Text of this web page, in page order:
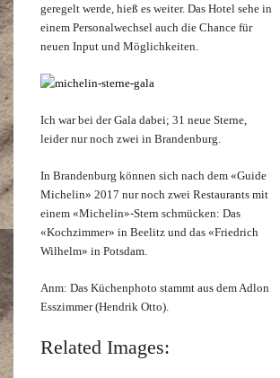
geregelt werde, hieß es weiter. Das Hotel sehe in
einem Personalwechsel auch die Chance für
neuen Input und Möglichkeiten.
Ich war bei der Gala dabei; 31 neue Sterne,
leider nur noch zwei in Brandenburg.
In Brandenburg können sich nach dem «Guide
Michelin» 2017 nur noch zwei Restaurants mit
einem «Michelin»-Stern schmücken: Das
«Kochzimmer» in Beelitz und das «Friedrich
Wilhelm» in Potsdam.
Anm: Das Küchenphoto stammt aus dem Adlon
Esszimmer (Hendrik Otto).
Related Images: